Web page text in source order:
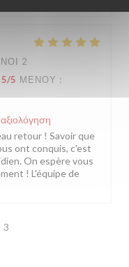
2
5/5 ΜΕΝΟΎ :
retour ! Savoir que
ont conquis, c'est
On espère vous
! L'équipe de
3